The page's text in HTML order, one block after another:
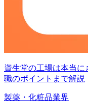
資生堂の工場は本当
職のポイントまで解説
製薬・化粧品業界